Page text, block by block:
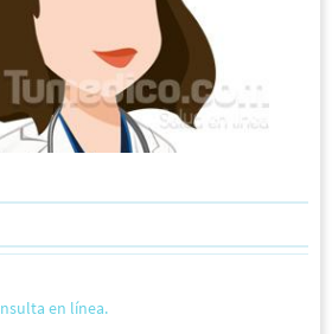
en línea.